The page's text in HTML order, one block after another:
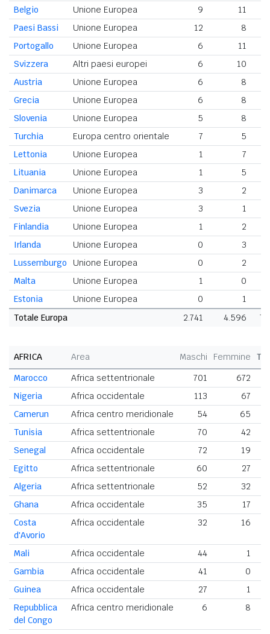
Belgio Unione Europea 9 11
Paesi Bassi
Unione Europea 12 8
Portogallo
Unione Europea 6
11
Svizzera
Altri paesi europei 6
10
Austria
Unione Europea 6
8
Grecia
Unione Europea 6
8
Slovenia
Unione Europea 5
8
Turchia
Europa centro orientale 7
5
Lettonia
Unione Europea 1
7
Lituania
Unione Europea 1
5
Danimarca
Unione Europea 3
2
Svezia
Unione Europea 3
1
Finlandia
Unione Europea 1
2
Irlanda
Unione Europea 0
3
Lussemburgo
Unione Europea 0
2
Malta
Unione Europea 1
0
Estonia
Unione Europea 0
1
Totale Europa
2.741 4.596
AFRICA Area Maschi Femmine
Marocco
Africa settentrionale 701 672
Nigeria
Africa occidentale 113 67
Camerun
Africa centro meridionale 54
65
Tunisia
Africa settentrionale 70
42
Senegal
Africa occidentale 72
19
Egitto
Africa settentrionale 60
27
Algeria
Africa settentrionale 52
32
Ghana
Africa occidentale 35
17
Costa
d'Avorio
Africa occidentale 32 16
Mali Africa occidentale 44
1
Gambia
Africa occidentale 41
0
Guinea
Africa occidentale 27
1
Repubblica
del Congo
Africa centro meridionale 6 8